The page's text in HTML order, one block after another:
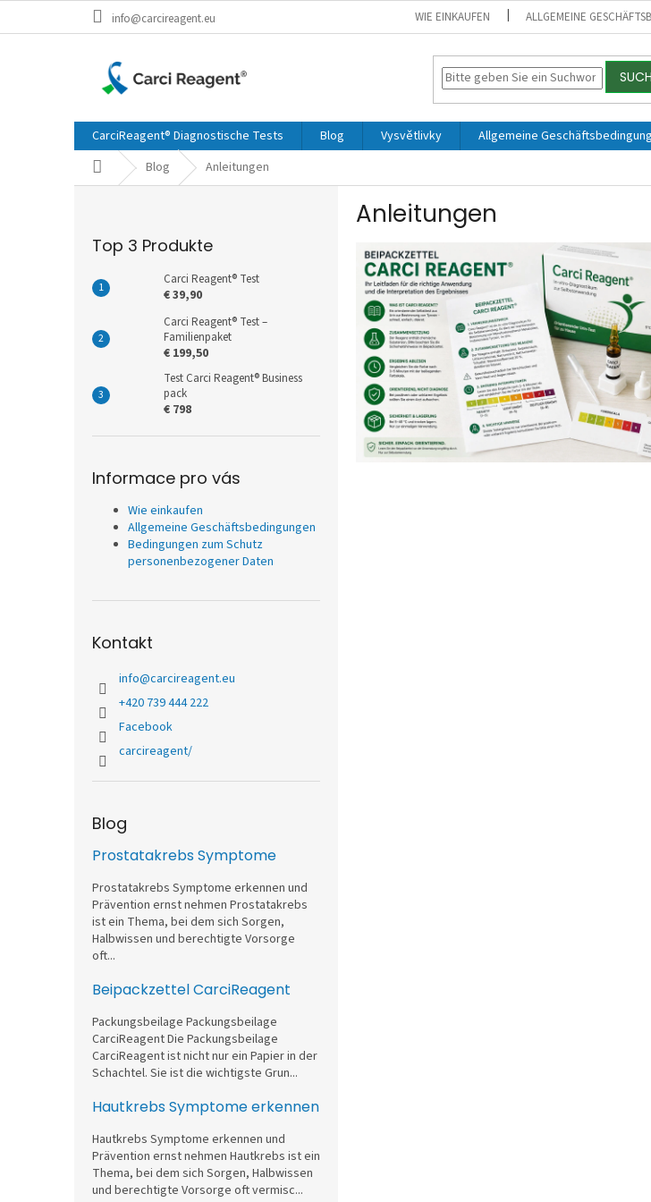
info@carcireagent.eu WIE EINKAUFEN ALLGEMEINE
CarciReagent® Diagnostische Tests Blog Vysvětlivky Allgemeine
Startseite
Blog Anleitungen
Top 3 Produkte
Carci Reagent® Test
€ 39,90
Carci Reagent® Test –
Familienpaket
€ 199,50
Test Carci Reagent® Business
pack
€ 798
Informace pro vás
Wie einkaufen
Allgemeine Geschäftsbedingungen
Bedingungen zum Schutz
personenbezogener Daten
Kontakt
info@carcireagent.eu
+420 739 444 222
Facebook
carcireagent/
Blog
Prostatakrebs Symptome
Prostatakrebs Symptome erkennen und
Prävention ernst nehmen Prostatakrebs
ist ein Thema, bei dem sich Sorgen,
Halbwissen und berechtigte Vorsorge
oft...
Beipackzettel CarciReagent
Packungsbeilage Packungsbeilage
CarciReagent Die Packungsbeilage
CarciReagent ist nicht nur ein Papier in der
Schachtel. Sie ist die wichtigste Grun...
Hautkrebs Symptome erkennen
Hautkrebs Symptome erkennen und
Prävention ernst nehmen Hautkrebs ist ein
Thema, bei dem sich Sorgen, Halbwissen
und berechtigte Vorsorge oft vermisc...
Anleitungen
e
d
e
A